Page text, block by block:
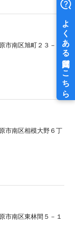
市南区旭町２３－１
市南区相模大野６丁
市南区東林間５－１